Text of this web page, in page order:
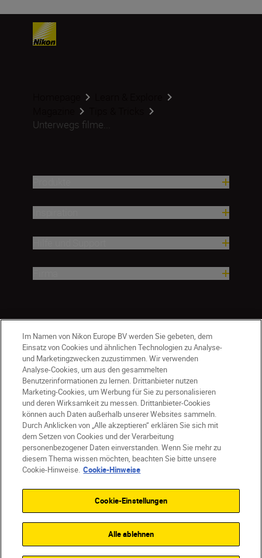
Unterwegs filme...
AT Nikon Sites
Kontaktieren Sie uns
Datenschutzhinweis
Nutzungsbedingungen
Geschäftsbedingungen des Nikon Stores
Cookie-Hinweise
Barrierefreiheit
Cookie-Einstellungen
Im Namen von Nikon Europe BV werden Sie gebeten, dem
Einsatz von Cookies und ähnlichen Technologien zu Analyse-
und Marketingzwecken zuzustimmen. Wir verwenden
Analyse-Cookies, um aus den gesammelten
Benutzerinformationen zu lernen. Drittanbieter nutzen
Marketing-Cookies, um Werbung für Sie zu personalisieren
und deren Wirksamkeit zu messen. Drittanbieter-Cookies
können auch Daten außerhalb unserer Websites sammeln.
Durch Anklicken von „Alle akzeptieren“ erklären Sie sich mit
dem Setzen von Cookies und der Verarbeitung
personenbezogener Daten einverstanden. Wenn Sie mehr zu
diesem Thema wissen möchten, beachten Sie bitte unsere
Cookie-Hinweise. Cookie-Hinweise
Cookie-Einstellungen
Alle ablehnen